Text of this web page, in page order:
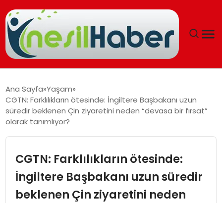
GÜNCEL
EĞITIM
SOSYAL HABER
Ana Sayfa Yaşam
CGTN: Farklılıkların ötesinde: İngiltere Başbakanı uzun
süredir beklenen Çin ziyaretini neden “devasa bir fırsat”
olarak tanımlıyor?
CGTN: Farklılıkların ötesinde:
İngiltere Başbakanı uzun süredir
beklenen Çin ziyaretini neden